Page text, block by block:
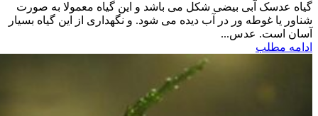
گیاه عدسک آبی بیضی شکل می باشد و این گیاه معمولا به صورت
شناور یا غوطه ور در آب دیده می شود. و نگهداری از این گیاه بسیار
آسان است. عدس...
ادامه مطلب